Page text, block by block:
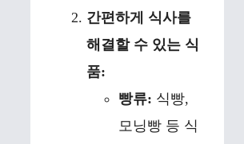
간편하게 식사를
해결할 수 있는 식
품:
빵류: 식빵,
모닝빵 등 식